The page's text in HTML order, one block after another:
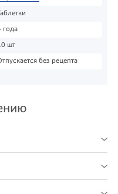
года
шт
без рецепта